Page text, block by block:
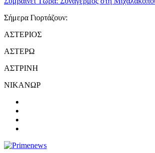
Σήμερα Γιορτάζουν:
ΑΣΤΕΡΙΟΣ
ΑΣΤΕΡΩ
ΑΣΤΡΙΝΗ
ΝΙΚΑΝΩΡ